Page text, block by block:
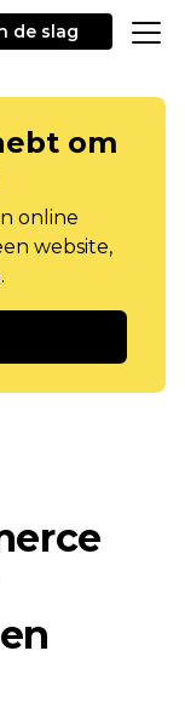
de slag
om
online
website,